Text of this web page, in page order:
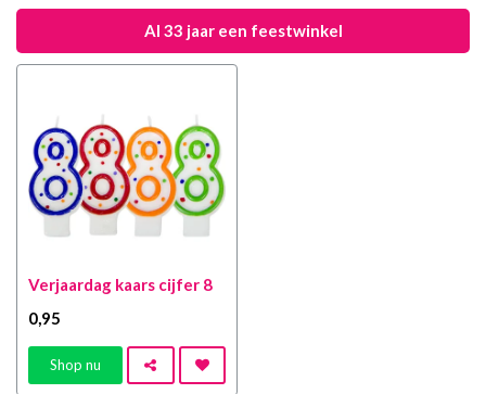
Al 33 jaar een feestwinkel
Verjaardag kaars cijfer 8
0 ,95
Shop nu